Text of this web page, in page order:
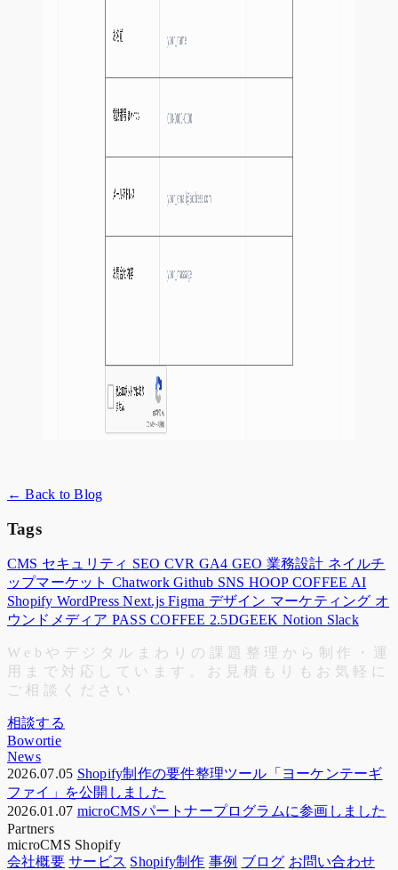
← Back to Blog
Tags
CMS セキュリティ SEO CVR GA4 GEO 業務設計 ネイルチ
ップマーケット ChatworkGithub SNS HOOP COFFEE AI
Shopify WordPressNext.jsFigma デザイン マーケティング オ
ウンドメディア PASS COFFEE 2.5DGEEK Notion Slack
W e b や デ ジ タ ル ま わ り の 課 題 整理 か ら 制作 ・
運
用
ま で 対 応 し て い ま す お 見 積 も り も お 気 軽 に
ご 相 談 く だ さ い
相談する
Bowortie
News
2026.07.05 Shopify制作の要件整理ツール「ヨーケンテーギ
ファイ」を公開しました
2026.01.07 microCMSパートナープログラムに参画しました
Partners
microCMS Shopify
会社概要 サービス Shopify制作 事例 ブログ お問い合わせ